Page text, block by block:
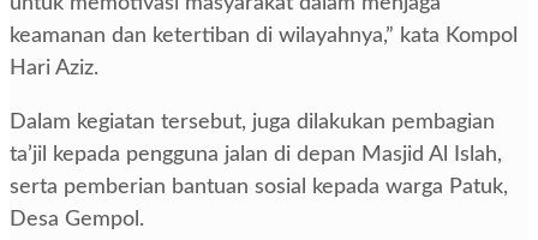
keamanan dan ketertiban di wilayahnya,” kata Kompol
Hari Aziz.
Dalam kegiatan tersebut, juga dilakukan pembagian
ta’jil kepada pengguna jalan di depan Masjid Al Islah,
serta pemberian bantuan sosial kepada warga Patuk,
Desa Gempol.